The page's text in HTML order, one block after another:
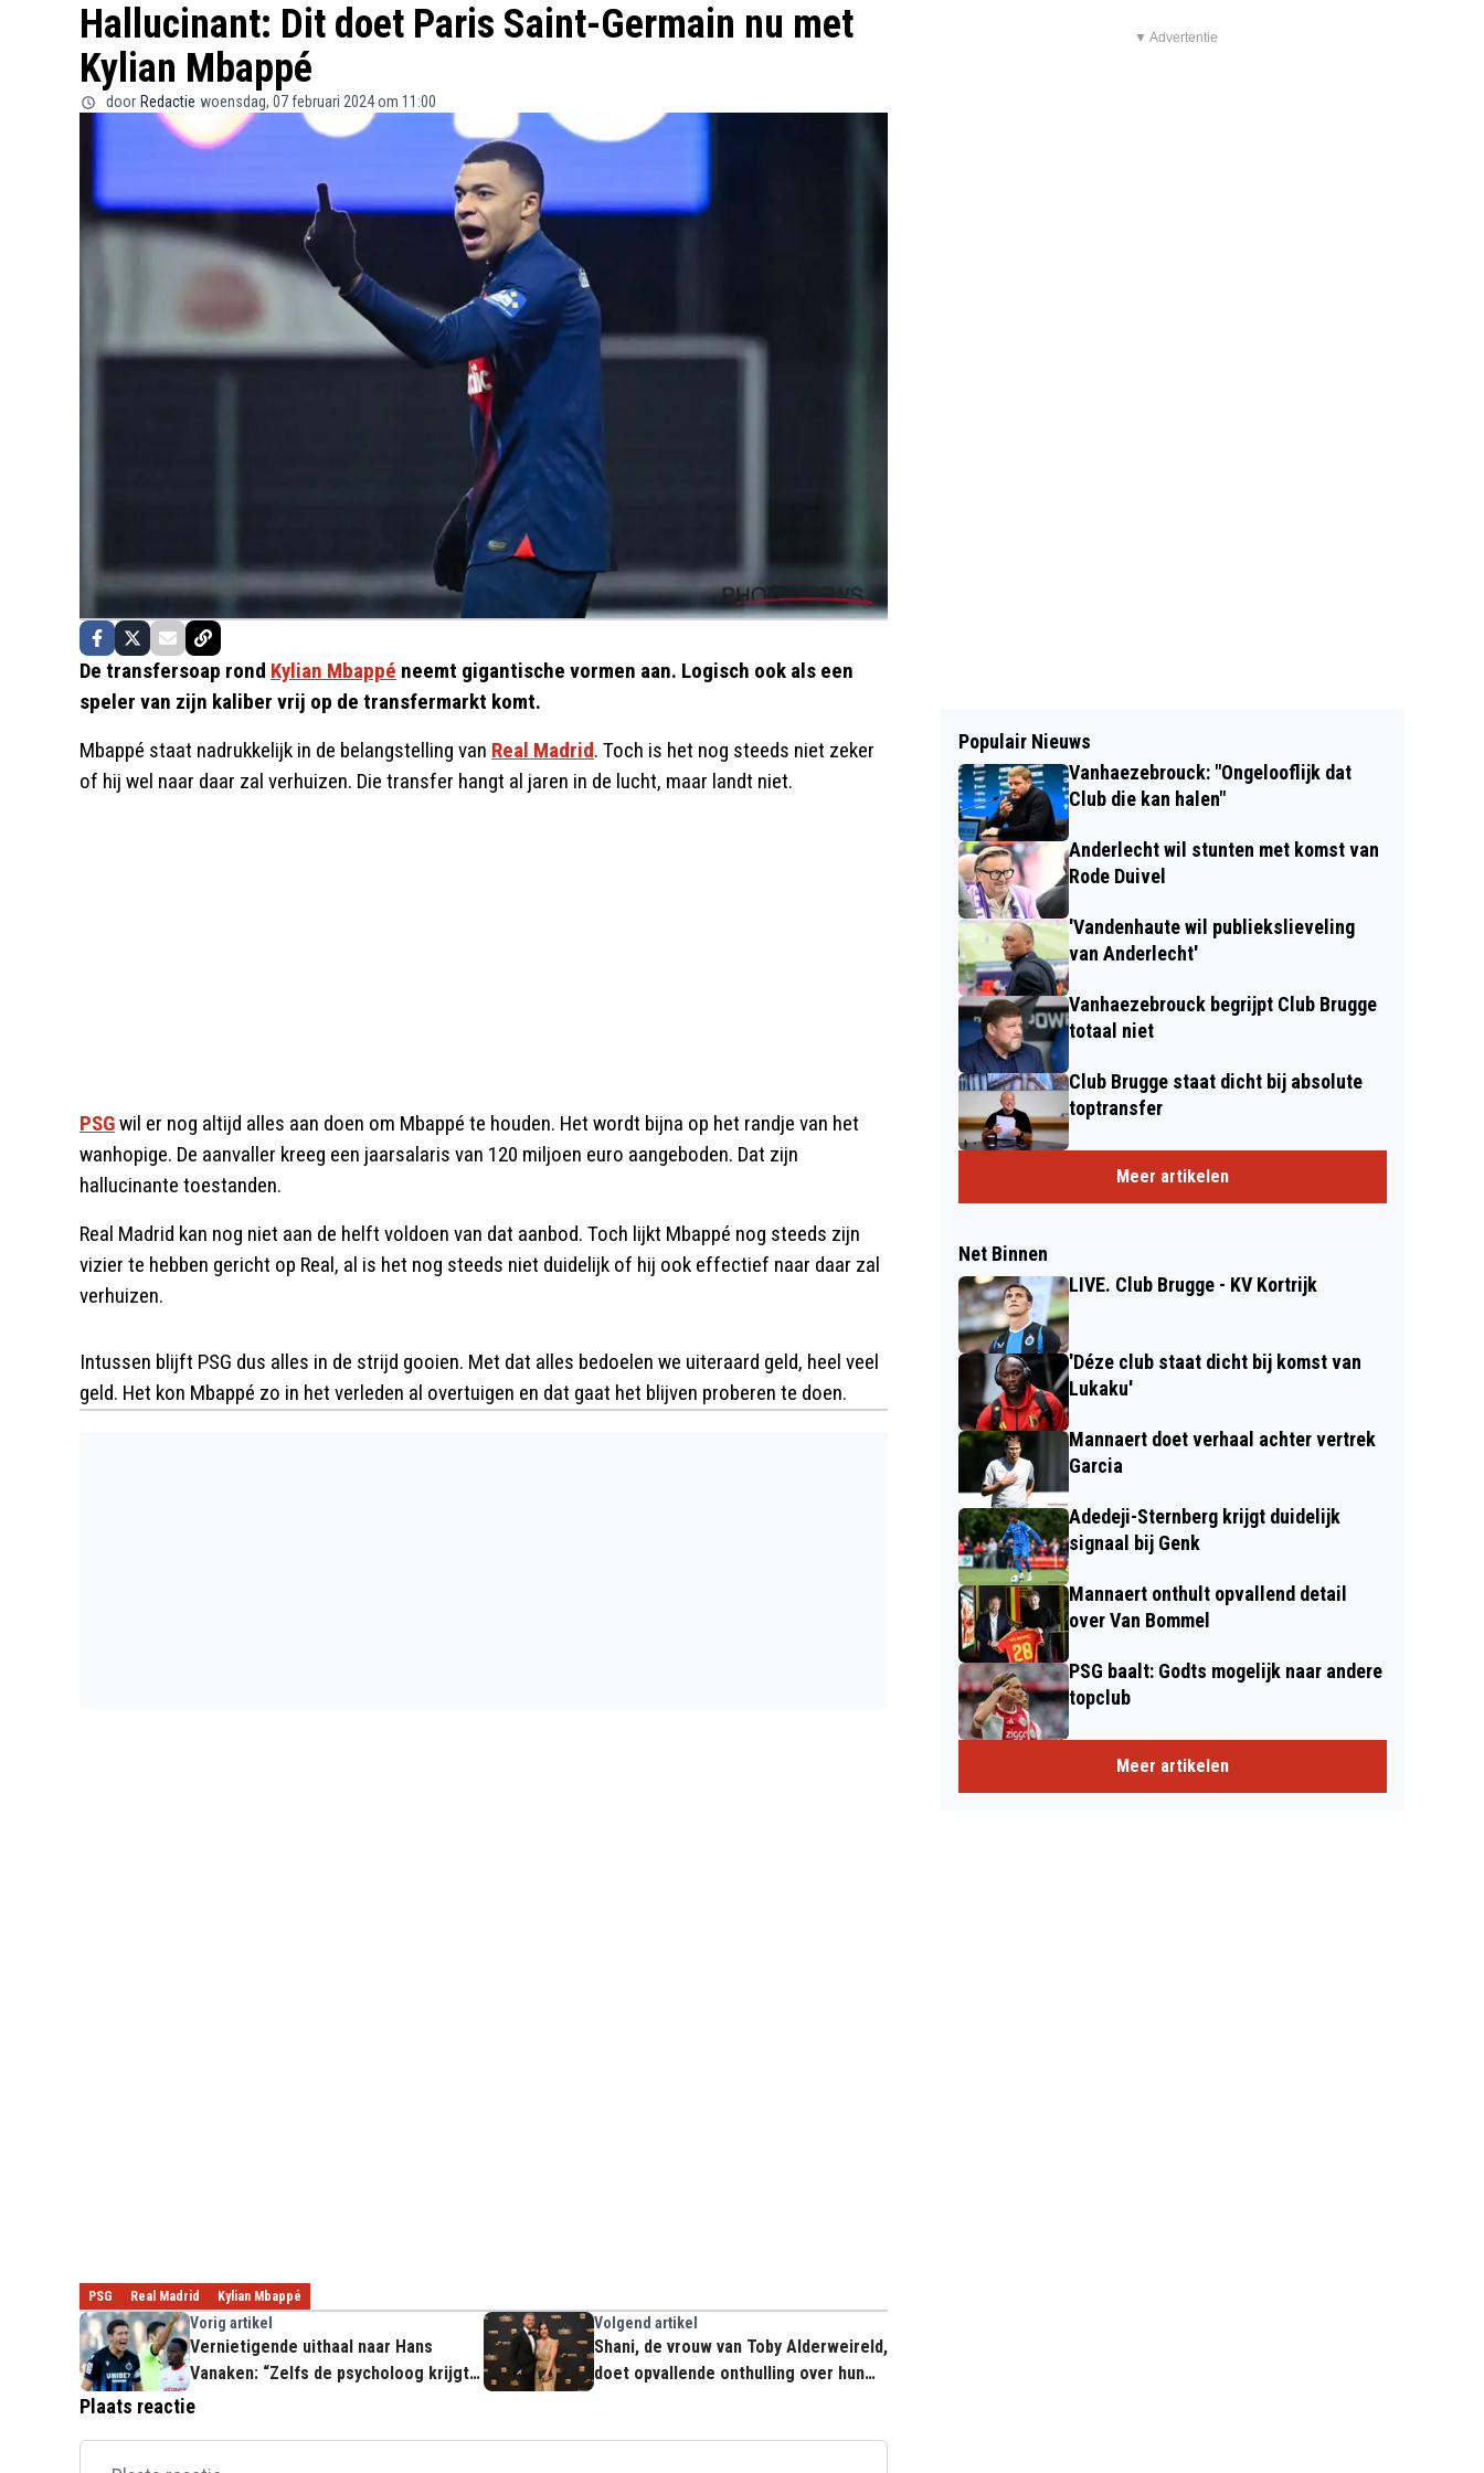
Hallucinant: Dit doet Paris Saint-Germain nu met
Kylian Mbappé
door Redactie woensdag, 07 februari 2024 om 11:00
De transfersoap rond Kylian Mbappé neemt gigantische vormen aan. Logisch ook als een
speler van zijn kaliber vrij op de transfermarkt komt.
Mbappé staat nadrukkelijk in de belangstelling van Real Madrid. Toch is het nog steeds niet zeker
of hij wel naar daar zal verhuizen. Die transfer hangt al jaren in de lucht, maar landt niet.
PSGwil er nog altijd alles aan doen om Mbappé te houden. Het wordt bijna op het randje van het
wanhopige. De aanvaller kreeg een jaarsalaris van 120 miljoen euro aangeboden. Dat zijn
hallucinante toestanden.
Real Madrid kan nog niet aan de helft voldoen van dat aanbod. Toch lijkt Mbappé nog steeds zijn
vizier te hebben gericht op Real, al is het nog steeds niet duidelijk of hij ook effectief naar daar zal
verhuizen.
Intussen blijft PSG dus alles in de strijd gooien. Met dat alles bedoelen we uiteraard geld, heel veel
geld. Het kon Mbappé zo in het verleden al overtuigen en dat gaat het blijven proberen te doen.
PSG Real Madrid Kylian Mbappé
Vorig artikel
Vernietigende uithaal naar Hans
Vanaken: “Zelfs de psycholoog krijgt
hem niet kalm"
Volgend artikel
Shani, de vrouw van Toby Alderweireld,
doet opvallende onthulling over hun
Plaats reactie
▼ Advertentie
Populair Nieuws
Vanhaezebrouck: "Ongelooflijk dat
Club die kan halen"
Anderlecht wil stunten met komst van
Rode Duivel
'Vandenhaute wil publiekslieveling
van Anderlecht'
Vanhaezebrouck begrijpt Club Brugge
totaal niet
Club Brugge staat dicht bij absolute
toptransfer
Meer artikelen
Net Binnen
LIVE. Club Brugge - KV Kortrijk
'Déze club staat dicht bij komst van
Lukaku'
Mannaert doet verhaal achter vertrek
Garcia
Adedeji-Sternberg krijgt duidelijk
signaal bij Genk
Mannaert onthult opvallend detail
over Van Bommel
PSG baalt: Godts mogelijk naar andere
topclub
Meer artikelen